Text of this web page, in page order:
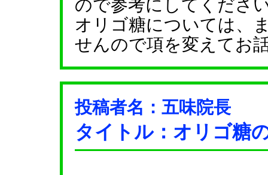
ので参考にしてくださ
オリゴ糖については、
せんので項を変えてお
投稿者名：五味院長
タイトル：オリゴ糖